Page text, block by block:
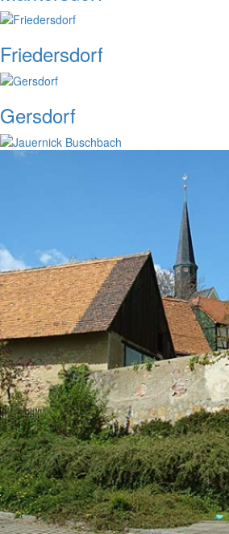
Friedersdorf
Gersdorf